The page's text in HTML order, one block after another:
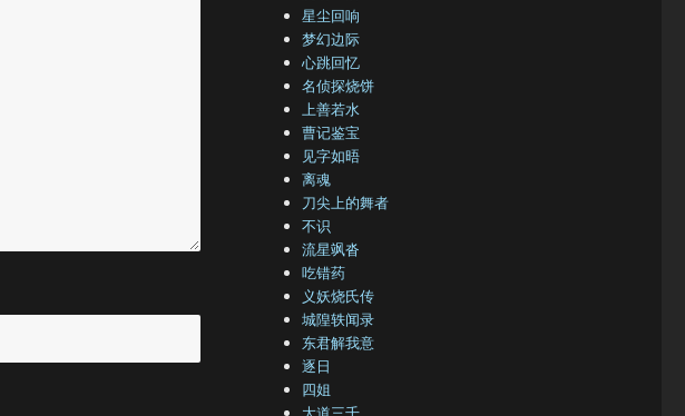
星尘回响
梦幻边际
心跳回忆
名侦探烧饼
上善若水
曹记鉴宝
见字如晤
离魂
刀尖上的舞者
不识
流星飒沓
吃错药
义妖烧氏传
城隍轶闻录
东君解我意
逐日
四姐